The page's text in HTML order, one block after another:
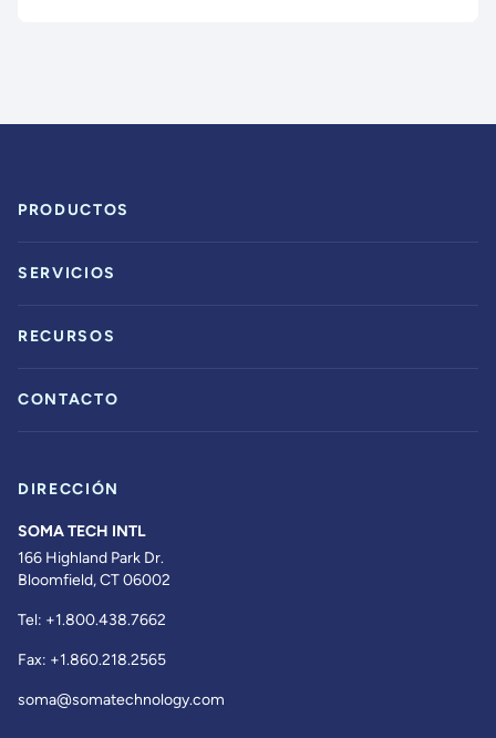
PRODUCTOS
SERVICIOS
RECURSOS
CONTACTO
DIRECCIÓN
SOMA TECH INTL
166 Highland Park Dr.
Bloomfield, CT 06002
Tel: +1.800.438.7662
Fax: +1.860.218.2565
soma@somatechnology.com